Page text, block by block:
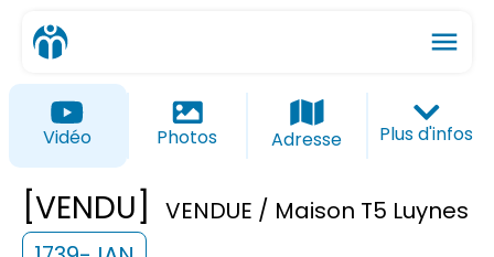
menu
ios_share
Vidéo Photos Adresse Plus d'infos
[VENDU]
VENDUE / Maison T5 Luynes